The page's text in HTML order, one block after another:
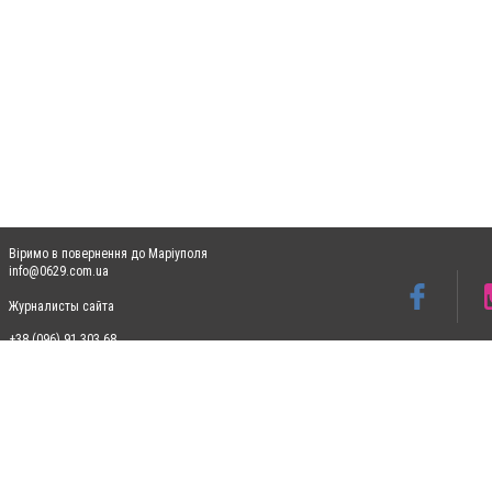
Віримо в повернення до Маріуполя
info@0629.com.ua
Журналисты сайта
+38 (096) 91 303 68